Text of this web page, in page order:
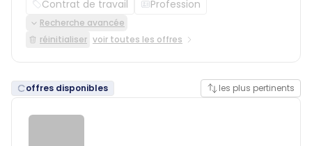
Contrat de travail Profession
Recherche avancée
réinitialiser voir toutes les offres
offres disponibles les plus pertinents